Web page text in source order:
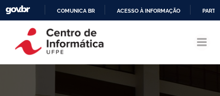
CONTEÚDO
COMUNICA BR ACESSO À INFORMAÇÃO